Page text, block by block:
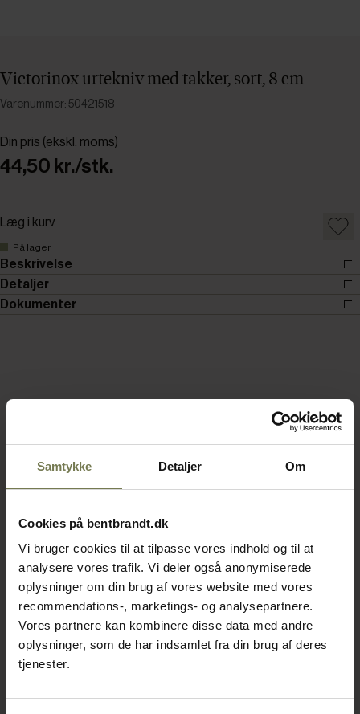
Samtykke Detaljer Om
Cookies på bentbrandt.dk
Vi bruger cookies til at tilpasse vores indhold og til at
analysere vores trafik. Vi deler også anonymiserede
oplysninger om din brug af vores website med vores
recommendations-, marketings- og analysepartnere.
Vores partnere kan kombinere disse data med andre
oplysninger, som de har indsamlet fra din brug af deres
tjenester.
Victorinox urtekniv med takker, sort, 8 cm
Varenummer: 50421518
Din pris (ekskl. moms)
44,50 kr./stk.
Læg i kurv
På lager
Beskrivelse
Detaljer
Dokumenter